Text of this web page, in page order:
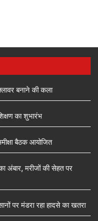
बनाने की कला
का शुभारंभ
बैठक आयोजित
अंबार, मरीजों की सेहत पर
पर मंडरा रहा हादसे का खतरा